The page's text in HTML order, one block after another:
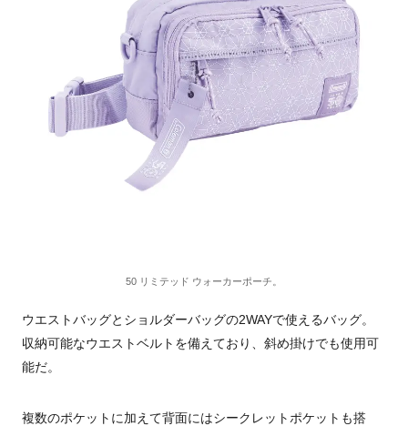
50 リミテッド ウォーカーポーチ。
ウエストバッグとショルダーバッグの2WAYで使えるバッグ。
収納可能なウエストベルトを備えており、斜め掛けでも使用可
能だ。
複数のポケットに加えて背面にはシークレットポケットも搭